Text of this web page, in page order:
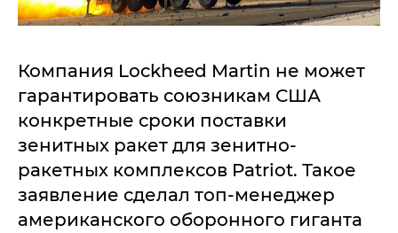
Компания Lockheed Martin не может
гарантировать союзникам США
конкретные сроки поставки
зенитных ракет для зенитно-
ракетных комплексов Patriot. Такое
заявление сделал топ-менеджер
американского оборонного гиганта